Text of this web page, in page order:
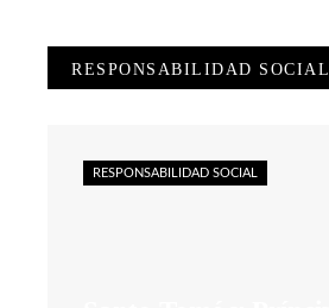
RESPONSABILIDAD SOCIAL
RESPONSABILIDAD SOCIAL